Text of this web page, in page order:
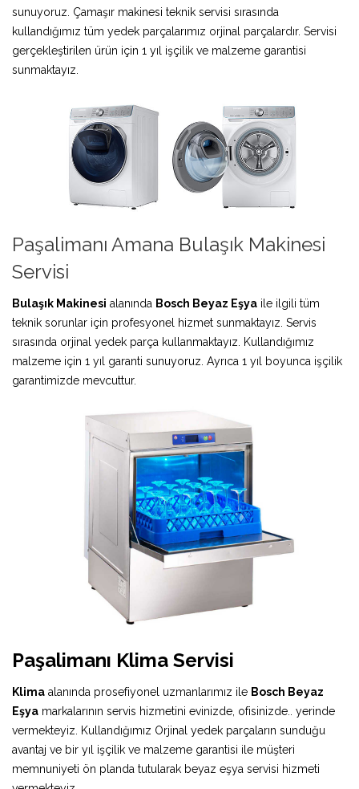
sunuyoruz. Çamaşır makinesi teknik servisi sırasında
kullandığımız tüm yedek parçalarımız orjinal parçalardır. Servisi
gerçekleştirilen ürün için 1 yıl işçilik ve malzeme garantisi
sunmaktayız.
Paşalimanı Amana Bulaşık Makinesi
Servisi
Bulaşık Makinesi alanında Bosch Beyaz Eşya ile ilgili tüm
teknik sorunlar için profesyonel hizmet sunmaktayız. Servis
sırasında orjinal yedek parça kullanmaktayız. Kullandığımız
malzeme için 1 yıl garanti sunuyoruz. Ayrıca 1 yıl boyunca işçilik
garantimizde mevcuttur.
Paşalimanı Klima Servisi
Klima alanında prosefiyonel uzmanlarımız ile Bosch Beyaz
Eşya markalarının servis hizmetini evinizde, ofisinizde.. yerinde
vermekteyiz. Kullandığımız Orjinal yedek parçaların sunduğu
avantaj ve bir yıl işçilik ve malzeme garantisi ile müşteri
memnuniyeti ön planda tutularak beyaz eşya servisi hizmeti